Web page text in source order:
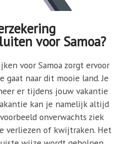
voor Samoa?
voor Samoa zorgt ervoor
gaat naar dit mooie land. Je
er tijdens jouw vakantie
kan je namelijk altijd
onverwachts ziek
verliezen of kwijtraken. Het